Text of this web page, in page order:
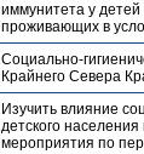
иммунитета у
проживающих в
Социально-
Крайнего Севера
Изучить влияние
детского
мероприятия по